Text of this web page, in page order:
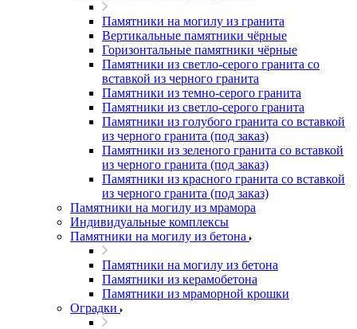
Памятники на могилу из гранита
Вертикальные памятники чёрные
Горизонтальные памятники чёрные
Памятники из светло-серого гранита со
вставкой из черного гранита
Памятники из темно-серого гранита
Памятники из светло-серого гранита
Памятники из голубого гранита со вставкой
из черного гранита (под заказ)
Памятники из зеленого гранита со вставкой
из черного гранита (под заказ)
Памятники из красного гранита со вставкой
из черного гранита (под заказ)
Памятники на могилу из мрамора
Индивидуальные комплексы
Памятники на могилу из бетона
Памятники на могилу из бетона
Памятники из керамобетона
Памятники из мраморной крошки
Оградки